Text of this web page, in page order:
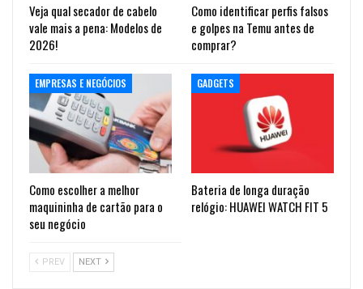
Veja qual secador de cabelo
vale mais a pena: Modelos de
2026!
Como identificar perfis falsos
e golpes na Temu antes de
comprar?
EMPRESAS E NEGÓCIOS
Como escolher a melhor
maquininha de cartão para o
seu negócio
GADGETS
Bateria de longa duração
relógio: HUAWEI WATCH FIT 5
PREV NEXT